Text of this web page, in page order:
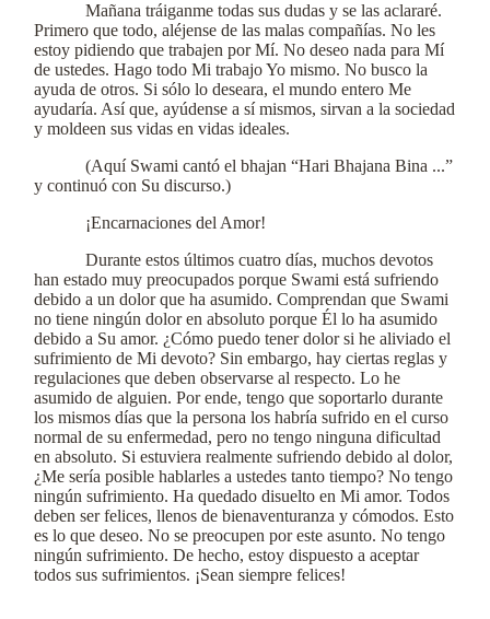
Mañana tráiganme todas sus dudas y se las aclararé.
Primero que todo, aléjense de las malas compañías. No les
estoy pidiendo que trabajen por Mí. No deseo nada para Mí
de ustedes. Hago todo Mi trabajo Yo mismo. No busco la
ayuda de otros. Si sólo lo deseara, el mundo entero Me
ayudaría. Así que, ayúdense a sí mismos, sirvan a la sociedad
y moldeen sus vidas en vidas ideales.
(Aquí Swami cantó el bhajan “Hari Bhajana Bina ...”
y continuó con Su discurso.)
¡Encarnaciones del Amor!
Durante estos últimos cuatro días, muchos devotos
han estado muy preocupados porque Swami está sufriendo
debido a un dolor que ha asumido. Comprendan que Swami
no tiene ningún dolor en absoluto porque Él lo ha asumido
debido a Su amor. ¿Cómo puedo tener dolor si he aliviado el
sufrimiento de Mi devoto? Sin embargo, hay ciertas reglas y
regulaciones que deben observarse al respecto. Lo he
asumido de alguien. Por ende, tengo que soportarlo durante
los mismos días que la persona los habría sufrido en el curso
normal de su enfermedad, pero no tengo ninguna dificultad
en absoluto. Si estuviera realmente sufriendo debido al dolor,
¿Me sería posible hablarles a ustedes tanto tiempo? No tengo
ningún sufrimiento. Ha quedado disuelto en Mi amor. Todos
deben ser felices, llenos de bienaventuranza y cómodos. Esto
es lo que deseo. No se preocupen por este asunto. No tengo
ningún sufrimiento. De hecho, estoy dispuesto a aceptar
todos sus sufrimientos. ¡Sean siempre felices!